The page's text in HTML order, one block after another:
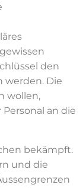
den
werden. Die
wollen,
an die
bekämpft.
und die